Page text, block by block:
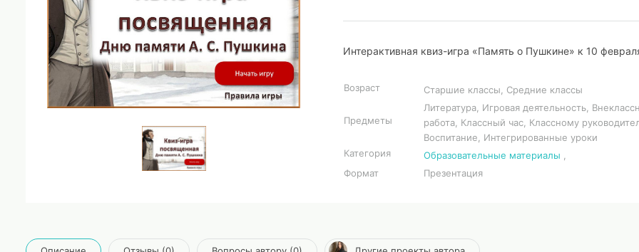
Интерактивная квиз-игра «Память о Пушкине» к 10
Возраст Старшие классы, Средние классы
Предметы
Литература, Игровая деятельность,
работа, Классный час, Классному
Воспитание, Интегрированные уроки
Категория
Образовательные материалы
Формат
Презентация